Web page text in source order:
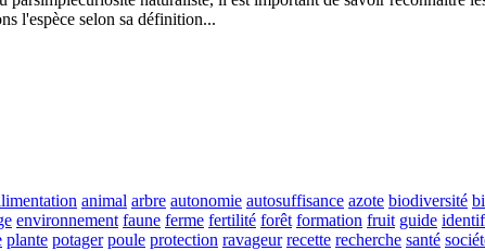
l'espèce selon sa définition...
animal arbre autonomie autosuffisance azote biodiversité
environnement faune ferme fertilité forêt formation fruit guide
plante potager poule protection ravageur recette recherche santé